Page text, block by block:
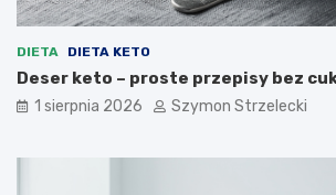
DIETA DIETA KETO
Deser keto – proste przepisy bez
1 sierpnia 2026 Szymon Strzelecki